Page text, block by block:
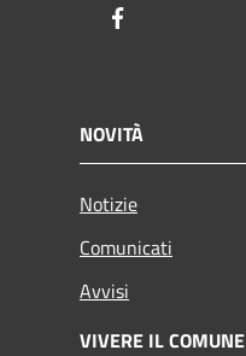
NOVITÀ
Notizie
Comunicati
Avvisi
VIVERE IL COMUNE